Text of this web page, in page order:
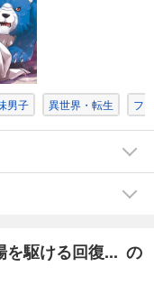
男子 異世界・転生 フ
を駆ける回復... の